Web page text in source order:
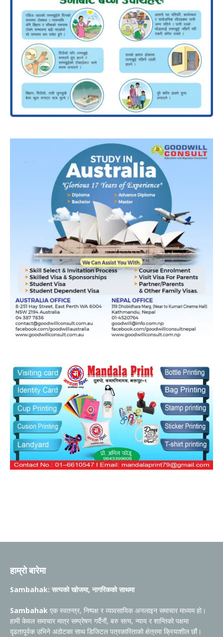
हाम्रो बारेमा
Sambahak: सत्यको खोजमा, नागरिकको साथमा
Sambahak एक स्वतन्त्र, निष्पक्ष र व्यावसायिक अनलाइन समाचार माध्यम हो।
हामी केवल समाचार मात्र सम्प्रेषण गर्दैनौं, बरु सत्य, न्याय र शान्तिको पक्षमा
दृढतापूर्वक उभिने अठोटका साथ डिजिटल पत्रकारिताको क्षेत्रमा क्रियाशील छौं।